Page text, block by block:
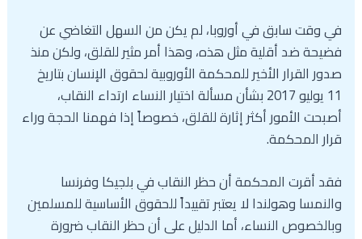
في وقت سابق في أوروبا، لم يكن من السهل التغاضي عن
فضيحة ضد أقلية مثل هذه، وهذا أمر مثير للقلق، ولكن منذ
صدور القرار الأخير للمحكمة الأوروبية لحقوق الإنسان بتاريخ
11 يوليو 2017 بشأن مسألة اختيار النساء ارتداء النقاب،
أصبحت الأمور أكثر إثارة للقلق، خصوصاً إذا فهمنا الحجة وراء
قرار المحكمة.
فقد أقرت المحكمة أن حظر النقاب في بلجيكا وفرنسا
والنمسا وهولندا لا يعتبر تقييداً للحقوق الأساسية للمسلمين
وبالخصوص النساء، أما الدليل على أن حظر النقاب ضرورة